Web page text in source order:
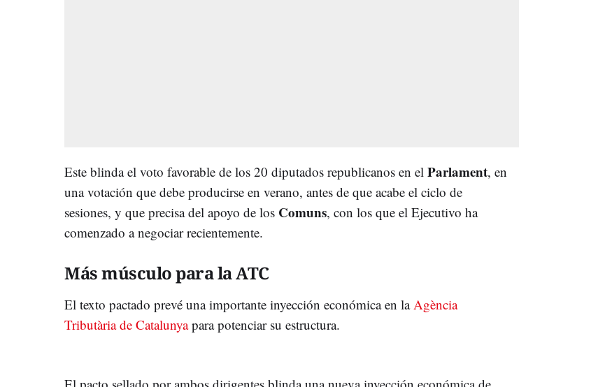
Este blinda el voto favorable de los 20 diputados republicanos en el Parlament, en
una votación que debe producirse en verano, antes de que acabe el ciclo de
sesiones, y que precisa del apoyo de los Comuns, con los que el Ejecutivo ha
comenzado a negociar recientemente.
Más músculo para la ATC
El texto pactado prevé una importante inyección económica en la Agència
Tributària de Catalunyapara potenciar su estructura.